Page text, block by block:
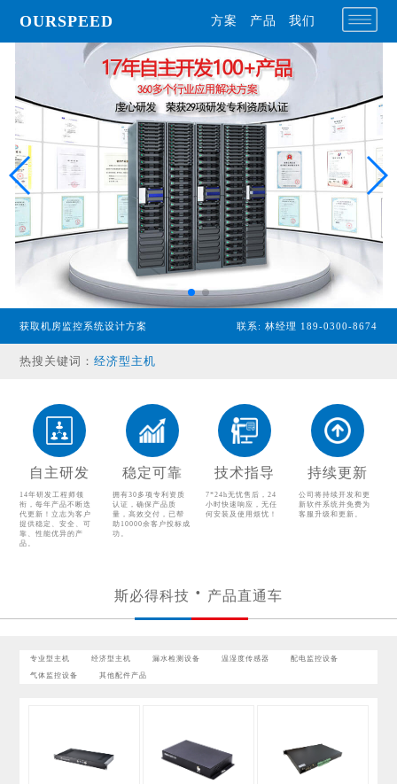
OURSPEED 方案 产品 我们
获取机房监控系统设计方案 联系: 林经理 189-0300-8674
热搜关键词：
专业型主机
经济型主机
漏水检测设备
配电监控设备
气体监控设备
其他配件产品
自主研发
14年研发工程师领
衔，每年产品不断迭
代更新！立志为客户
提供稳定、安全、可
靠、性能优异的产
品。
稳定可靠
拥有30多项专利资质
认证，确保产品质
量，高效交付，已帮
助10000余客户投标成
功。
技术指导
7*24h无忧售后，24
小时快速响应，无任
何安装及使用烦忧！
持续更新
公司将持续开发和更
新软件系统并免费为
客服升级和更新。
斯必得科技 产品直通车
专业型主机 经济型主机 漏水检测设备 温湿度传感器 配电监控设备
气体监控设备 其他配件产品